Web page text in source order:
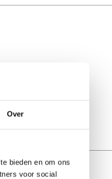
Over
bieden en om ons
voor social